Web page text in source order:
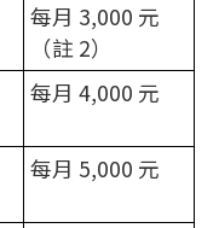
每月 3,000 元
（註 2）
每月 4,000 元
每月 5,000 元